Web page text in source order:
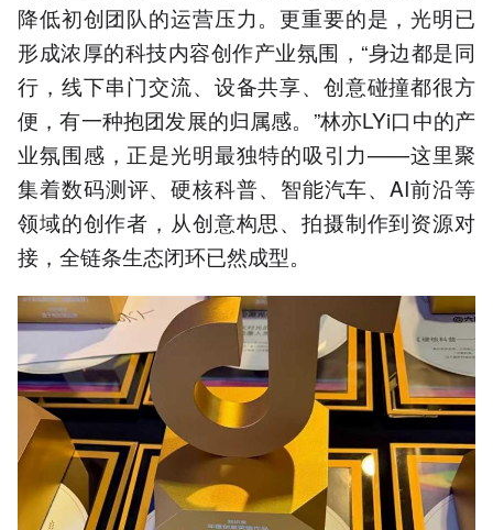
降低初创团队的运营压力。更重要的是，光明已
形成浓厚的科技内容创作产业氛围，“身边都是同
行，线下串门交流、设备共享、创意碰撞都很方
便，有一种抱团发展的归属感。”林亦LYi口中的产
业氛围感，正是光明最独特的吸引力——这里聚
集着数码测评、硬核科普、智能汽车、AI前沿等
领域的创作者，从创意构思、拍摄制作到资源对
接，全链条生态闭环已然成型。